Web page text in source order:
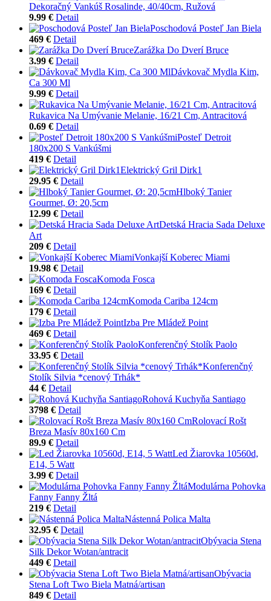
Dekoračný Vankúš Rosalinde, 40/40cm, Ružová
9.99 € Detail
Poschodová Posteľ Jan Biela
469 € Detail
Zarážka Do Dverí Bruce
3.99 € Detail
Dávkovač Mydla Kim,
Ca 300 Ml
9.99 € Detail
Rukavica Na Umývanie Melanie, 16/21 Cm, Antracitová
0.69 € Detail
Posteľ Detroit
180x200 S Vankúšmi
419 € Detail
Elektrický Gril Dirk1
29.95 € Detail
Hlboký Tanier
Gourmet, Ø: 20,5cm
12.99 € Detail
Detská Hracia Sada Deluxe
Art
209 € Detail
Vonkajší Koberec Miami
19.98 € Detail
Komoda Fosca
169 € Detail
Komoda Cariba 124cm
179 € Detail
Izba Pre Mládež Point
469 € Detail
Konferenčný Stolík Paolo
33.95 € Detail
Konferenčný
Stolík Silvia *cenový Trhák*
44 € Detail
Rohová Kuchyňa Santiago
3798 € Detail
Rolovací Rošt
Breza Masív 80x160 Cm
89.9 € Detail
Led Žiarovka 10560d,
E14, 5 Watt
3.99 € Detail
Modulárna Pohovka
Fanny Fanny Žltá
219 € Detail
Nástenná Polica Malta
32.95 € Detail
Obývacia Stena
Silk Dekor Wotan/antracit
449 € Detail
Obývacia
Stena Loft Two Biela Matná/artisan
849 € Detail